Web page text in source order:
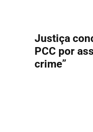
Justiça
PCC por
crime”